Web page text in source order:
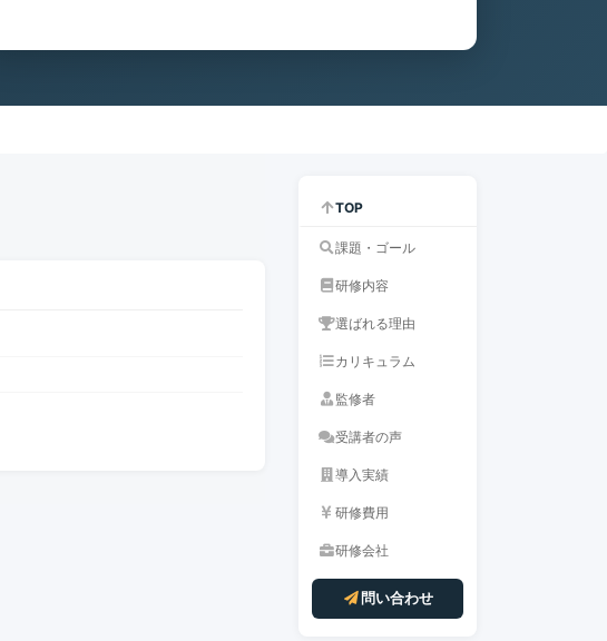
TOP
課題・ゴール
研修内容
選ばれる理由
カリキュラム
監修者
受講者の声
導入実績
研修費用
研修会社
問い合わせ